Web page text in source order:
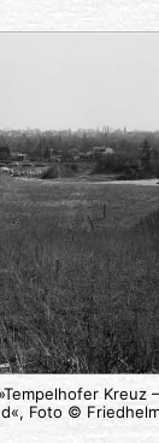
Kreuz
Foto ©